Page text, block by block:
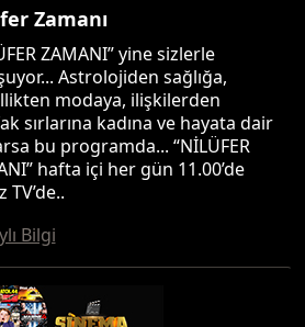
Zamanı
ZAMANI” yine sizlerle
Astrolojiden sağlığa,
modaya, ilişkilerden
sırlarına kadına ve hayata dair
bu programda... “NİLÜFER
hafta içi her gün 11.00’de
TV’de..
Bilgi